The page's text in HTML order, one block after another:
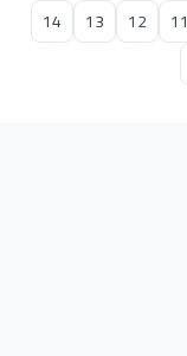
11
12
13
14